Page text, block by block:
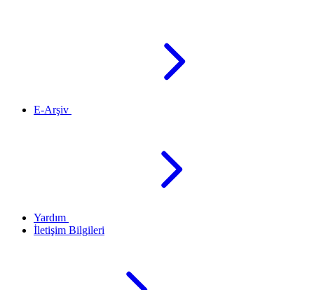
E-Arşiv
Yardım
İletişim Bilgileri